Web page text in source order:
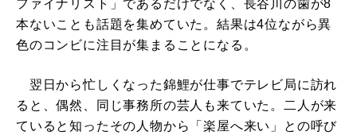
ファイナリスト」であるだけでなく、長谷川の歯が8
本ないことも話題を集めていた。結果は4位ながら異
色のコンビに注目が集まることになる。
翌日から忙しくなった錦鯉が仕事でテレビ局に訪れ
ると、偶然、同じ事務所の芸人も来ていた。二人が来
ていると知ったその人物から「楽屋へ来い」との呼び